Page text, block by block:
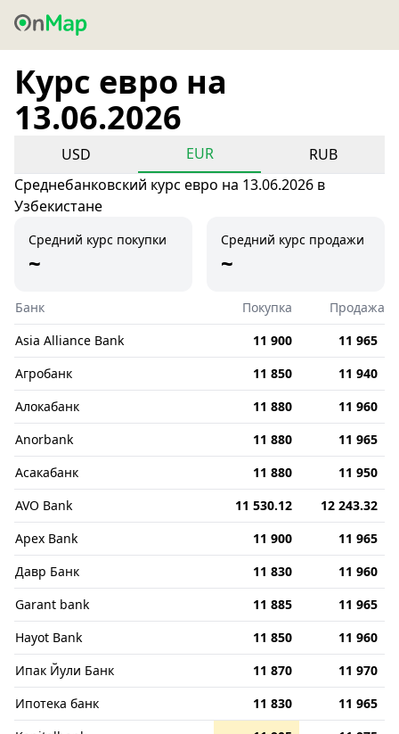
Курс евро на
13.06.2026
USD EUR
RUB
Среднебанковский курс евро на 13.06.2026 в
Узбекистане
Средний курс покупки
~
Средний курс продажи
~
Банк Покупка
Продажа
Asia Alliance Bank
11 900
11 965
Агробанк
11 850
11 940
Алокабанк
11 880
11 960
Anorbank
11 880
11 965
Асакабанк
11 880
11 950
AVO Bank
11 530.12
12 243.32
Apex Bank
11 900
11 965
Давр Банк
11 830
11 960
Garant bank
11 885
11 965
Hayot Bank
11 850
11 960
Ипак Йули Банк
11 870
11 970
Ипотека банк
11 830
11 965